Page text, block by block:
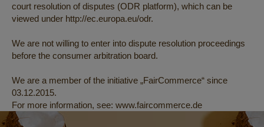
court resolution of disputes (ODR platform), which can be
viewed under http://ec.europa.eu/odr.
We are not willing to enter into dispute resolution proceedings
before the consumer arbitration board.
We are a member of the initiative „FairCommerce“ since
03.12.2015.
For more information, see: www.faircommerce.de
Newsletter